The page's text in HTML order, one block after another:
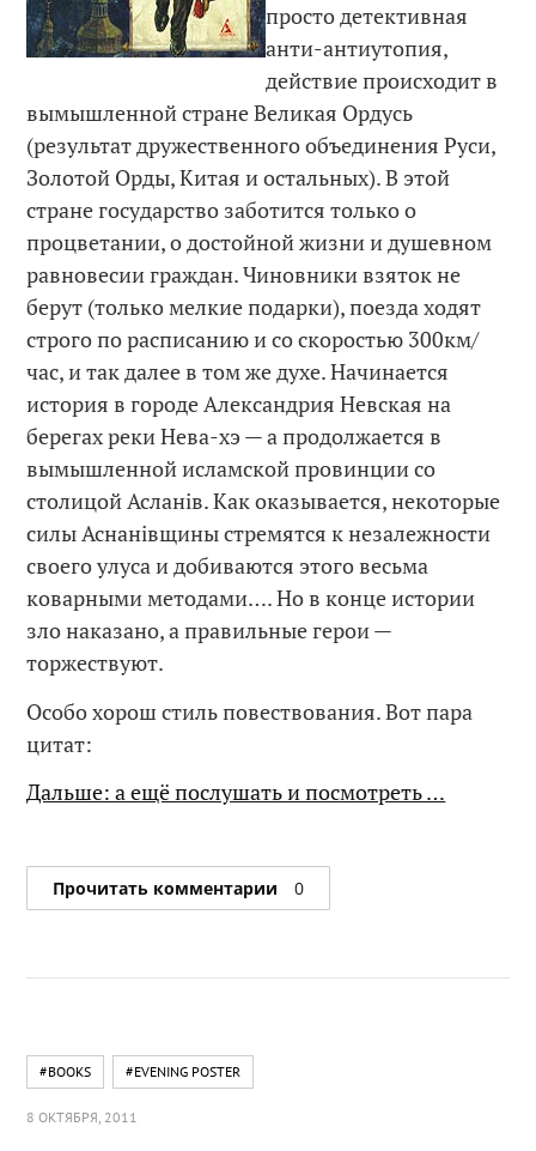
просто детективная
анти-антиутопия,
действие происходит в
вымышленной стране Великая Ордусь
(результат дружественного объединения Руси,
Золотой Орды, Китая и остальных). В этой
стране государство заботится только о
процветании, о достойной жизни и душевном
равновесии граждан. Чиновники взяток не
берут (только мелкие подарки), поезда ходят
строго по расписанию и со скоростью 300км/
час, и так далее в том же духе. Начинается
история в городе Александрия Невская на
берегах реки Нева-хэ — а продолжается в
вымышленной исламской провинции со
столицой Асланiв. Как оказывается, некоторые
силы Аснанiвщины стремятся к незалежности
своего улуса и добиваются этого весьма
коварными методами…. Но в конце истории
зло наказано, а правильные герои —
торжествуют.
Особо хорош стиль повествования. Вот пара
цитат:
Дальше: а ещё послушать и посмотреть …
Прочитать комментарии 0
#BOOKS #EVENING POSTER
8 ОКТЯБРЯ, 2011